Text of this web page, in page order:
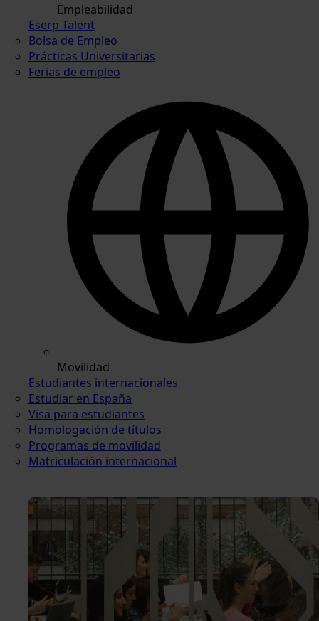
Empleabilidad
Eserp Talent
Bolsa de Empleo
Prácticas Universitarias
Ferias de empleo
Movilidad
Estudiantes internacionales
Estudiar en España
Visa para estudiantes
Homologación de títulos
Programas de movilidad
Matriculación internacional